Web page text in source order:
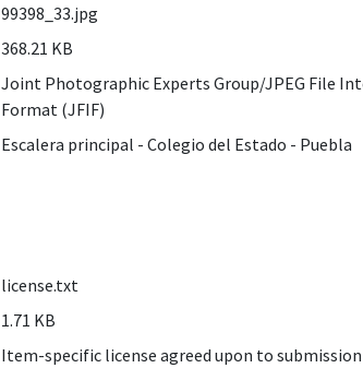
99398_33.jpg
368.21 KB
Joint Photographic Experts Group/JPEG File
Format (JFIF)
Escalera principal - Colegio del Estado - Puebla
license.txt
1.71 KB
Item-specific license agreed upon to submission